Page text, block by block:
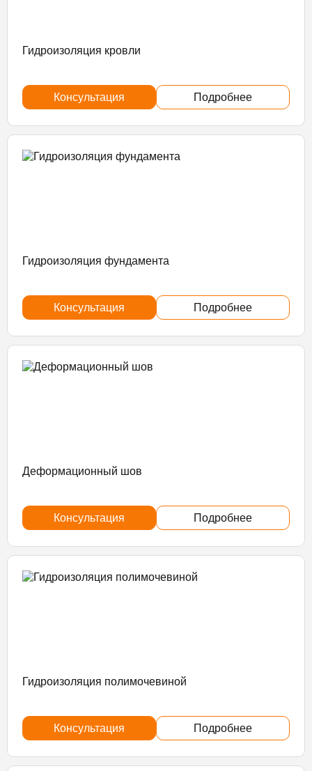
Гидроизоляция кровли
Консультация Подробнее
Гидроизоляция фундамента
Консультация Подробнее
Деформационный шов
Консультация Подробнее
Гидроизоляция полимочевиной
Консультация Подробнее